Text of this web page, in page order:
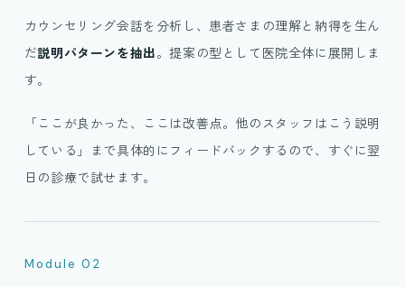
カウンセリング会話を分析し、患者さまの理解と納得を生ん
だ説明パターンを抽出。提案の型として医院全体に展開しま
す。
「ここが良かった、ここは改善点。他のスタッフはこう説明
している」まで具体的にフィードバックするので、すぐに翌
日の診療で試せます。
Module 02